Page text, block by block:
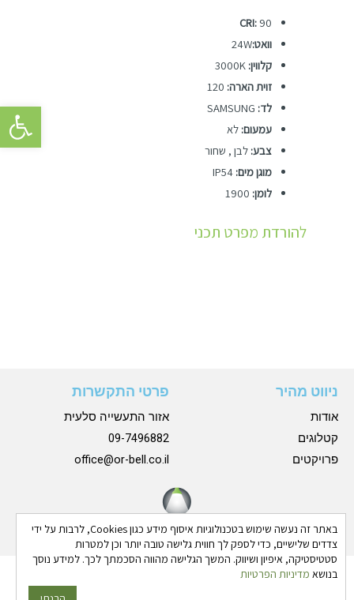
פתח
באתר זה נעשה שימוש בטכנולוגיות איסוף מידע כגון Cookies, לרבות על ידי
צדדים שלישיים, כדי לספק לך חווית גלישה טובה יותר וכן למטרות
סטטיסטיקה, איפיון ושיווק. המשך הגלישה מהווה הסכמתך לכך. למידע נוסך
בנושא מדיניות הפרטיות
CRI: 90
וואט:24W
קלווין: 3000K
זוית הארה: 120
לד:
עמעום: לא
צבע: לבן , שחור
מוגן מים: IP54
לומן:
להורדת מפרט תכני
ניווט מהיר
אודות
קטלוגים
פרויקטים
פרטי התקשרות
אזור התעשייה סלעית
09-7496882
office@or-bell.co.il
כל הזכויות שמורות © 2024 אורבל |